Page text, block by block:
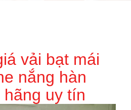
vải bạt mái
nắng hàn
uy tín